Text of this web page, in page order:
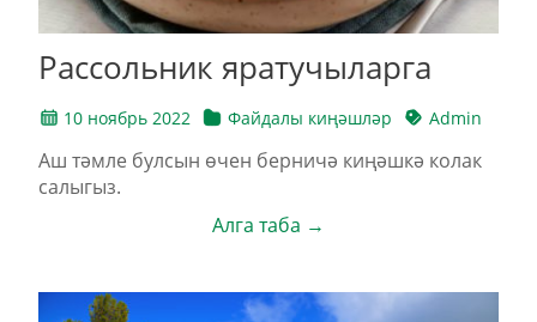
Рассольник яратучыларга
10 ноябрь 2022 Файдалы киңәшләр Admin
Аш тәмле булсын өчен берничә киңәшкә колак
салыгыз.
Алга таба →